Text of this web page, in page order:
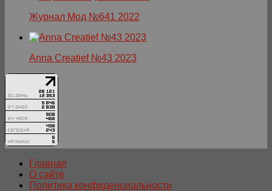
Журнал Мод №641 2022
Anna Creatief №43 2023
Главная
О сайте
Политика конфиденциальности